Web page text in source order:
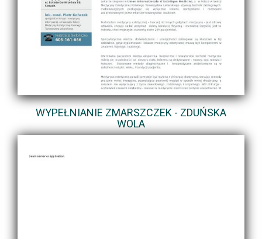
WYPEŁNIANIE ZMARSZCZEK - ZDUŃSKA
WOLA